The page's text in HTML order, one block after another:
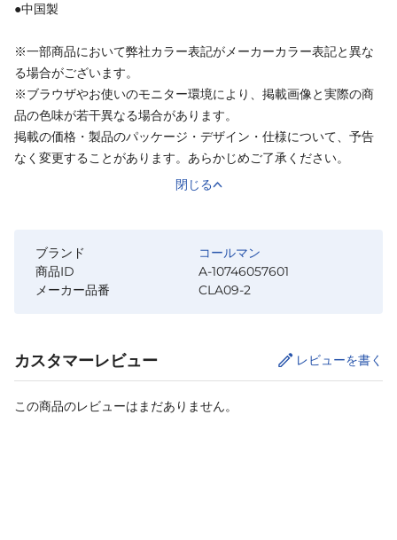
●中国製
※一部商品において弊社カラー表記がメーカーカラー表記と異な
る場合がございます。
※ブラウザやお使いのモニター環境により、掲載画像と実際の商
品の色味が若干異なる場合があります。
掲載の価格・製品のパッケージ・デザイン・仕様について、予告
なく変更することがあります。あらかじめご了承ください。
閉じる
ブランド
コールマン
商品ID
A-10746057601
メーカー品番
CLA09-2
カスタマーレビュー レビューを書く
この商品のレビューはまだありません。